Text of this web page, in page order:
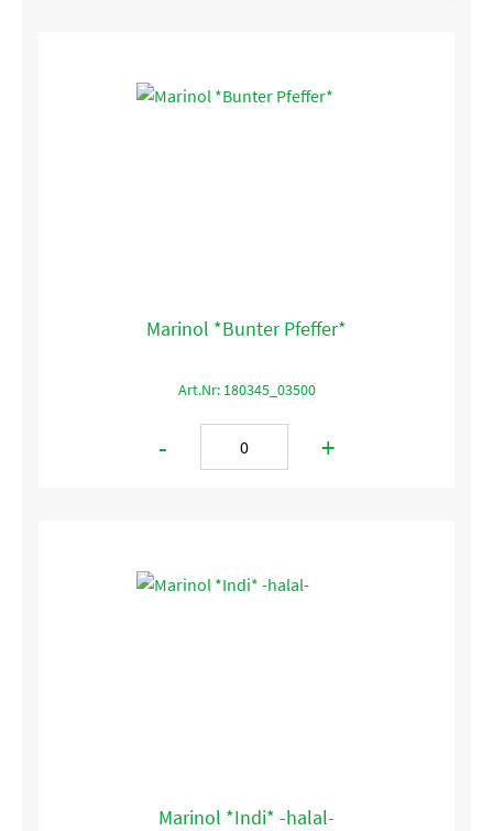
Marinol *Bunter Pfeffer*
Art.Nr: 180345_03500
- +
Marinol *Indi* -halal-